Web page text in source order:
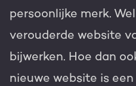
persoonlijke merk.
verouderde website
bijwerken. Hoe dan
nieuwe website is